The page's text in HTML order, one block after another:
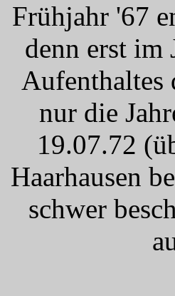
Frühjahr '67
denn erst im
Aufenthaltes
nur die
19.07.72
Haarhausen
schwer